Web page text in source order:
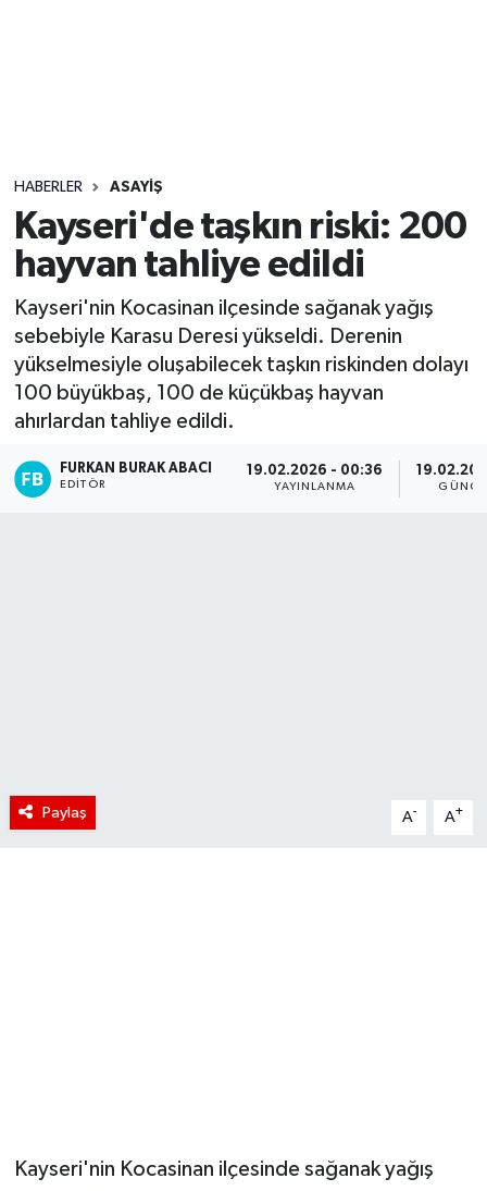
HABERLER ASAYIŞ
Kayseri'de taşkın riski: 200
hayvan tahliye edildi
Kayseri'nin Kocasinan ilçesinde sağanak yağış
sebebiyle Karasu Deresi yükseldi. Derenin
yükselmesiyle oluşabilecek taşkın riskinden dolayı
100 büyükbaş, 100 de küçükbaş hayvan
ahırlardan tahliye edildi.
FURKAN BURAK ABACI
EDITÖR
19.02.2026 - 00:36
YAYINLANMA
Paylaş A- A+
Kayseri'nin Kocasinan ilçesinde sağanak yağış
Yaşam